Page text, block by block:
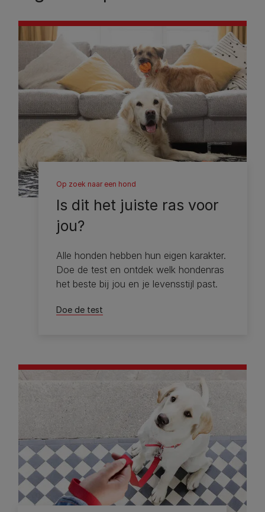
Op zoek naar een hond
Is dit het juiste ras voor
jou?
Alle honden hebben hun eigen karakter.
Doe de test en ontdek welk hondenras
het beste bij jou en je levensstijl past.
Doe de test